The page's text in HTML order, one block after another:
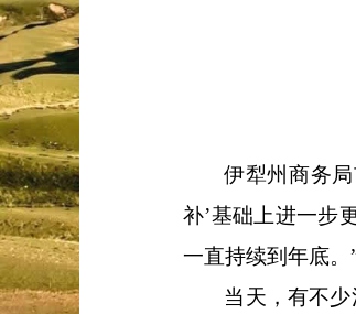
伊犁州商务
补’基础上进一步
一直持续到年底。
当天，有不